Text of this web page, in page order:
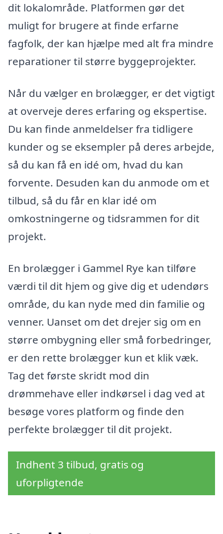
dit lokalområde. Platformen gør det
muligt for brugere at finde erfarne
fagfolk, der kan hjælpe med alt fra mindre
reparationer til større byggeprojekter.
Når du vælger en brolægger, er det vigtigt
at overveje deres erfaring og ekspertise.
Du kan finde anmeldelser fra tidligere
kunder og se eksempler på deres arbejde,
så du kan få en idé om, hvad du kan
forvente. Desuden kan du anmode om et
tilbud, så du får en klar idé om
omkostningerne og tidsrammen for dit
projekt.
En brolægger i Gammel Rye kan tilføre
værdi til dit hjem og give dig et udendørs
område, du kan nyde med din familie og
venner. Uanset om det drejer sig om en
større ombygning eller små forbedringer,
er den rette brolægger kun et klik væk.
Tag det første skridt mod din
drømmehave eller indkørsel i dag ved at
besøge vores platform og finde den
perfekte brolægger til dit projekt.
Indhent 3 tilbud, gratis og
uforpligtende